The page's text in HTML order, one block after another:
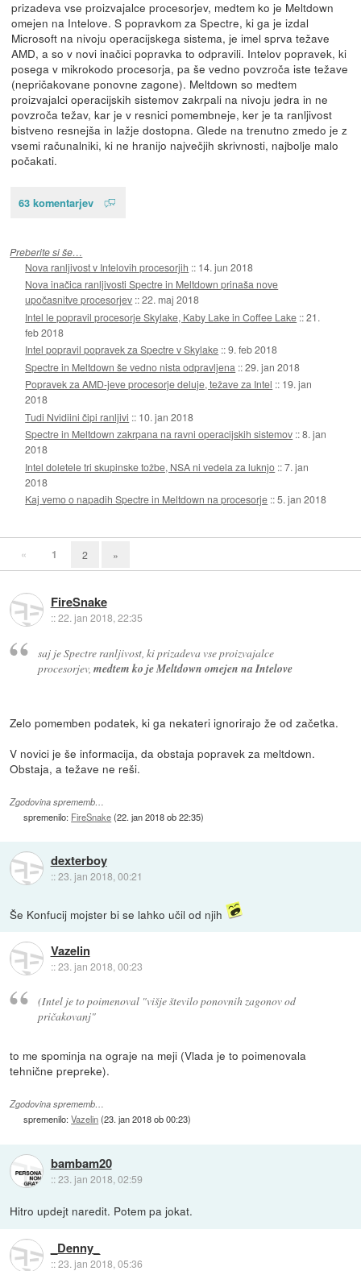
prizadeva vse proizvajalce procesorjev, medtem ko je Meltdown
omejen na Intelove. S popravkom za Spectre, ki ga je izdal
Microsoft na nivoju operacijskega sistema, je imel sprva težave
AMD, a so v novi inačici popravka to odpravili. Intelov popravek, ki
posega v mikrokodo procesorja, pa še vedno povzroča iste težave
(nepričakovane ponovne zagone). Meltdown so medtem
proizvajalci operacijskih sistemov zakrpali na nivoju jedra in ne
povzroča težav, kar je v resnici pomembneje, ker je ta ranljivost
bistveno resnejša in lažje dostopna. Glede na trenutno zmedo je z
vsemi računalniki, ki ne hranijo največjih skrivnosti, najbolje malo
počakati.
63 komentarjev
Preberite si še…
Nova ranljivost v Intelovih procesorjih :: 14. jun 2018
Nova inačica ranljivosti Spectre in Meltdown prinaša nove
upočasnitve procesorjev ::22. maj 2018
Intel le popravil procesorje Skylake, Kaby Lake in Coffee Lake ::21.
feb 2018
Intel popravil popravek za Spectre v Skylake ::9. feb 2018
Spectre in Meltdown še vedno nista odpravljena ::29. jan 2018
Popravek za AMD-jeve procesorje deluje, težave za Intel :: 19. jan
2018
Tudi Nvidiini čipi ranljivi :: 10. jan 2018
Spectre in Meltdown zakrpana na ravni operacijskih sistemov ::8. jan
2018
Intel doletele tri skupinske tožbe, NSA ni vedela za luknjo ::7. jan
2018
Kaj vemo o napadih Spectre in Meltdown na procesorje ::5. jan 2018
« 1 2 »
FireSnake
::22. jan 2018, 22:35
saj je Spectre ranljivost, ki prizadeva vse proizvajalce
procesorjev, medtem ko je Meltdown omejen na Intelove
Zelo pomemben podatek, ki ga nekateri ignorirajo že od začetka.
V novici je še informacija, da obstaja popravek za meltdown.
Obstaja, a težave ne reši.
Zgodovina sprememb…
spremenilo: FireSnake(22. jan 2018 ob 22:35)
dexterboy
::23. jan 2018, 00:21
Še Konfucij mojster bi se lahko učil od njih
Vazelin
::23. jan 2018, 00:23
(Intel je to poimenoval "višje število ponovnih zagonov od
pričakovanj"
to me spominja na ograje na meji (Vlada je to poimenovala
tehnične prepreke).
Zgodovina sprememb…
spremenilo:Vazelin(23. jan 2018 ob 00:23)
bambam20
::23. jan 2018, 02:59
Hitro updejt naredit. Potem pa jokat.
_Denny_
::23. jan 2018, 05:36